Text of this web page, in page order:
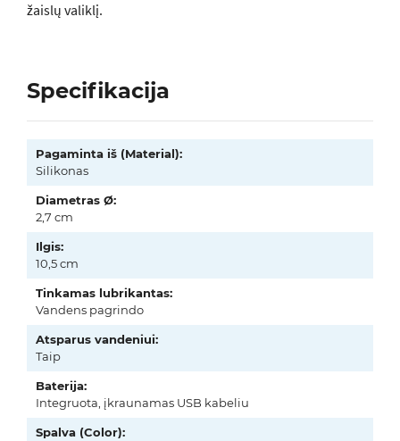
žaislų valiklį.
Specifikacija
Pagaminta iš (Material):
Silikonas
Diametras Ø:
2,7 cm
Ilgis:
10,5 cm
Tinkamas lubrikantas:
Vandens pagrindo
Atsparus vandeniui:
Taip
Baterija:
Integruota, įkraunamas USB kabeliu
Spalva (Color):